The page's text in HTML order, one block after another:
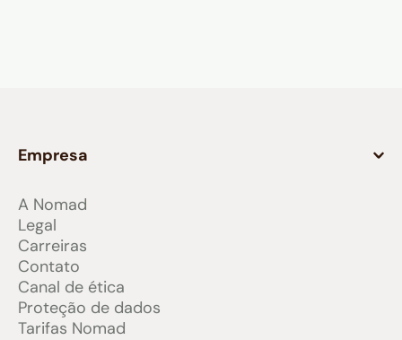
Empresa
A Nomad
Legal
Carreiras
Contato
Canal de ética
Proteção de dados
Tarifas Nomad